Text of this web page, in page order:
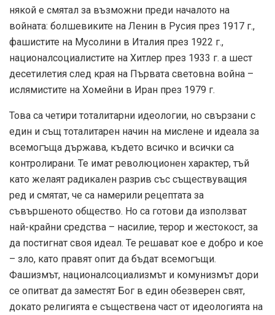
някой е смятал за възможни преди началото на
войната: болшевиките на Ленин в Русия през 1917 г.,
фашистите на Мусолини в Италия през 1922 г.,
националсоциалистите на Хитлер през 1933 г. а шест
десетилетия след края на Първата световна война –
ислямистите на Хомейни в Иран през 1979 г.
Това са четири тоталитарни идеологии, но свързани с
един и същ тоталитарен начин на мислене и идеала за
всемогъща държава, където всичко и всички са
контролирани. Те имат революционен характер, тъй
като желаят радикален разрив със съществуващия
ред и смятат, че са намерили рецептата за
съвършеното общество. Но са готови да използват
най-крайни средства – насилие, терор и жестокост, за
да постигнат своя идеал. Те решават кое е добро и кое
– зло, като правят опит да бъдат всемогъщи.
Фашизмът, националсоциализмът и комунизмът дори
се опитват да заместят Бог в един обезверен свят,
докато религията е съществена част от идеологията на